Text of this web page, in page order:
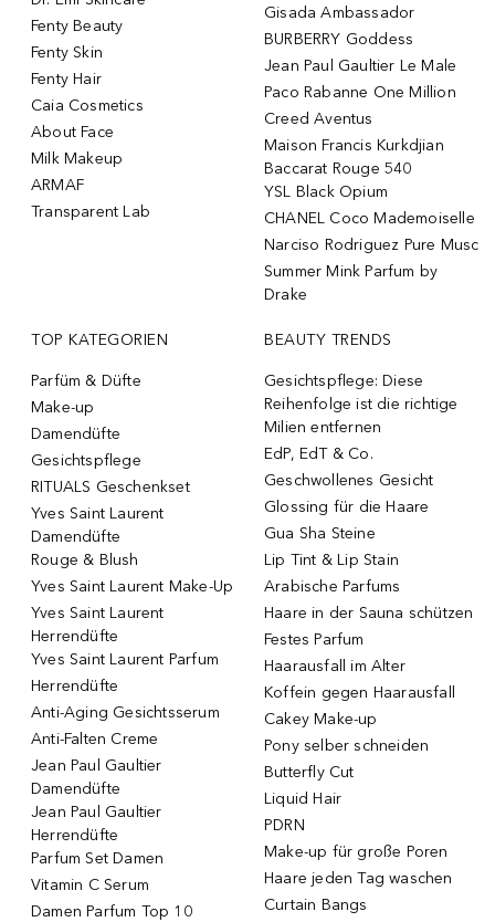
Fenty Beauty
Fenty Skin
Fenty Hair
Caia Cosmetics
About Face
Milk Makeup
ARMAF
Transparent Lab
Gisada Ambassador
BURBERRY Goddess
Jean Paul Gaultier Le Male
Paco Rabanne One Million
Creed Aventus
Maison Francis Kurkdjian
Baccarat Rouge 540
YSL Black Opium
CHANEL Coco Mademoiselle
Narciso Rodriguez Pure Musc
Summer Mink Parfum by
Drake
TOP KATEGORIEN
Parfüm & Düfte
Make-up
Damendüfte
Gesichtspflege
RITUALS Geschenkset
Yves Saint Laurent
Damendüfte
Rouge & Blush
Yves Saint Laurent Make-Up
Yves Saint Laurent
Herrendüfte
Yves Saint Laurent Parfum
Herrendüfte
Anti-Aging Gesichtsserum
Anti-Falten Creme
Jean Paul Gaultier
Damendüfte
Jean Paul Gaultier
Herrendüfte
Parfum Set Damen
Vitamin C Serum
Damen Parfum Top 10
BEAUTY TRENDS
Gesichtspflege: Diese
Reihenfolge ist die richtige
Milien entfernen
EdP, EdT & Co.
Geschwollenes Gesicht
Glossing für die Haare
Gua Sha Steine
Lip Tint & Lip Stain
Arabische Parfums
Haare in der Sauna schützen
Festes Parfum
Haarausfall im Alter
Koffein gegen Haarausfall
Cakey Make-up
Pony selber schneiden
Butterfly Cut
Liquid Hair
PDRN
Make-up für große Poren
Haare jeden Tag waschen
Curtain Bangs